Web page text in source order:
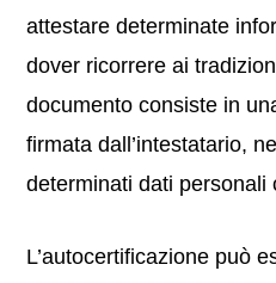
attestare determinate
dover ricorrere ai
documento consiste in
firmata dall’intestatario,
determinati dati personali
L’autocertificazione può